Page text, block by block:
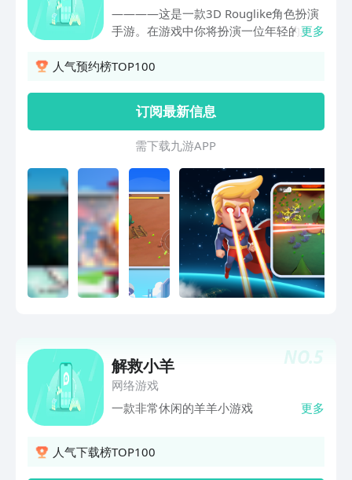
————这是一款3D Rouglike角色扮演
手游。在游戏中你将扮演一位年轻的羔
斗，不断团结众人，壮大羊村。在游戏
角色自由组合，灵魂技能自由搭配，还可
以释放觉醒大招。此外，我们还提供了脑
机意念玩法（你可以通过脑机设备读取专
注力提升战斗buff）。在关卡进程中，你
会逐步接近世界真相，并最终觉醒，用爱
唤醒世人。奇迹正在发生，战争将被阻
止，宇宙英雄为你护航，请踏上你的征程
吧，羔羊圣者！在战斗中解锁新英雄和技
能。升级角色属性数值，用强大的天赋武
装自己，在敌人包围你之前杀出血路，拯
救羊村，救赎狼族，阻止世界末日。你可
组队获得他们的灵魂技能，技能自由搭配
7位超级英雄，觉醒大招，全屏秒怪，震
撼全场，等你释放7张迥异的主题地图，
每张地图皆基于剧情推进精心设计无限模
他玩家一起比试3种游戏模式：普通，困
更多
人气预约榜TOP100
订阅最新信息
需 下 载 九 游 A P P
NO.5
解救小羊
网络游戏
一款非常休闲的羊羊小游戏
更多
人气下载榜TOP100